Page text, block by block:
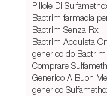
Pillole Di
Bactrim farmacia
Bactrim Senza Rx
Bactrim Acquista
generico do
Comprare
Generico A Buon
generico